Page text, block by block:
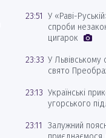
23:51 У «Раві-
спроби
цигарок
23:33 У Львівському
свято
23:13 Українські
угорського
23:11
Залужний